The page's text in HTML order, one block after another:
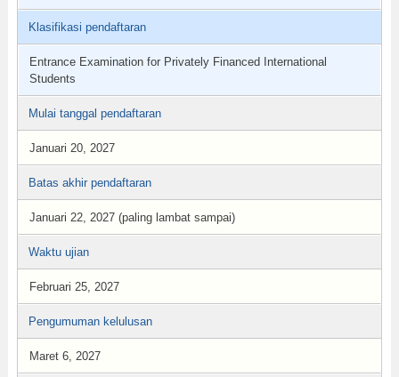
Klasifikasi pendaftaran
Entrance Examination for Privately Financed International
Students
Mulai tanggal pendaftaran
Januari 20, 2027
Batas akhir pendaftaran
Januari 22, 2027 (paling lambat sampai)
Waktu ujian
Februari 25, 2027
Pengumuman kelulusan
Maret 6, 2027